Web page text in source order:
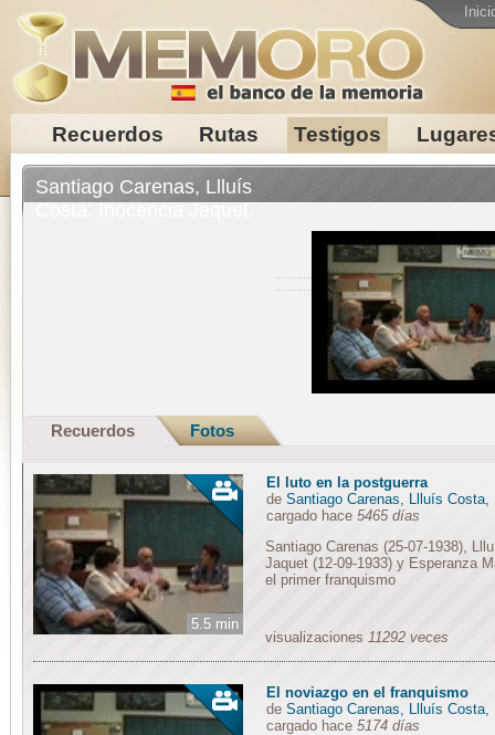
Recuerdos Rutas Testigos
Santiago Carenas, Llluís
Recuerdos Fotos
5.5 min
El luto en la postguerra
de Santiago Carenas, Llluís
cargado hace 5465 días
Santiago Carenas (25-07-1938),
Jaquet (12-09-1933) y Esperanza
el primer franquismo
visualizaciones 11292 veces
El noviazgo en el franquismo
de Santiago Carenas, Llluís
cargado hace 5174 días